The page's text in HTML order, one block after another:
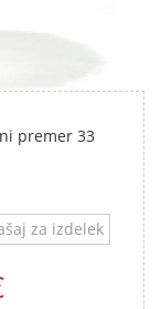
premer 33
za izdelek